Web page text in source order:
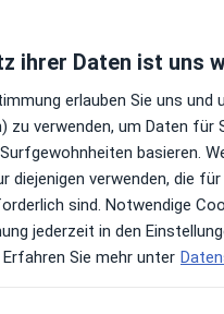
ihrer Daten ist uns
erlauben Sie uns und
zu verwenden, um Daten
basieren.
diejenigen verwenden, die
sind. Notwendige
jederzeit in den
Sie mehr unter